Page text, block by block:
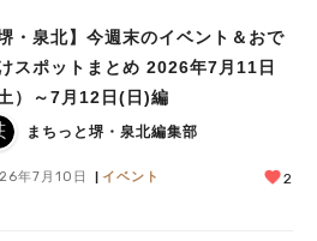
堺・泉北】今週末のイベント＆おで
スポットまとめ 2026年7月11日
土）～7月12日(日)編
まちっと堺・泉北編集部
年7月10日 イベント 2